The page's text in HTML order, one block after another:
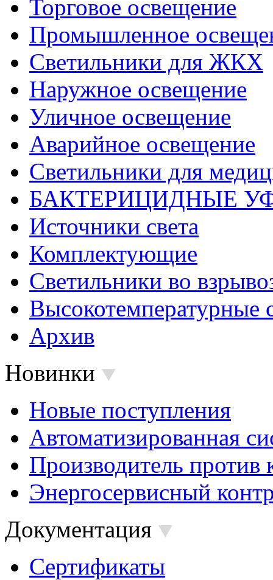
Торговое освещение
Промышленное
Светильники для ЖКХ
Наружное освещение
Уличное освещение
Аварийное освещение
Светильники для
БАКТЕРИЦИДНЫЕ
Источники света
Комплектующие
Светильники во
Высокотемпературные
Архив
Новинки
Новые поступления
Автоматизированная
Производитель против
Энергосервисный
Документация
Сертификаты